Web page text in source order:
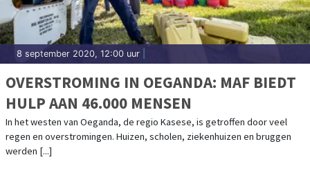
8 september 2020, 12:00 uur
OVERSTROMING IN OEGANDA: MAF BIEDT
HULP AAN 46.000 MENSEN
In het westen van Oeganda, de regio Kasese, is getroffen door veel
regen en overstromingen. Huizen, scholen, ziekenhuizen en bruggen
werden [...]